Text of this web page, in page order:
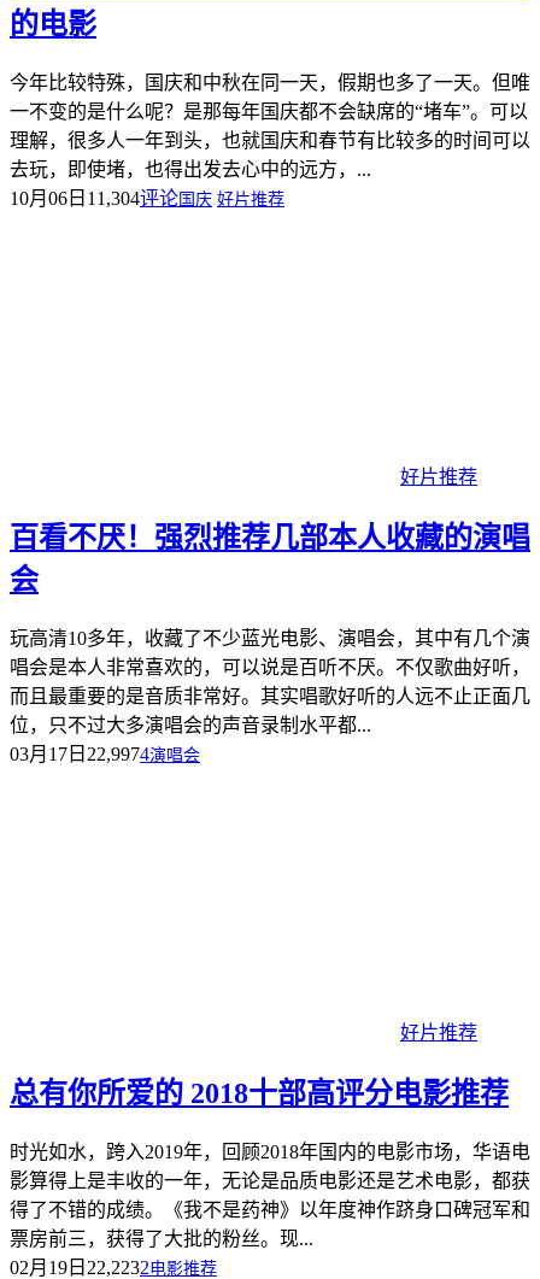
的电影
今年比较特殊，国庆和中秋在同一天，假期也多了一天。但唯
一不变的是什么呢？是那每年国庆都不会缺席的“堵车”。可以
理解，很多人一年到头，也就国庆和春节有比较多的时间可以
去玩，即使堵，也得出发去心中的远方，...
10月06日 11,304评论 国庆 好片推荐
好片推荐
百看不厌！强烈推荐几部本人收藏的演唱
会
玩高清10多年，收藏了不少蓝光电影、演唱会，其中有几个演
唱会是本人非常喜欢的，可以说是百听不厌。不仅歌曲好听，
而且最重要的是音质非常好。其实唱歌好听的人远不止正面几
位，只不过大多演唱会的声音录制水平都...
03月17日 22,9974演唱会
好片推荐
总有你所爱的 2018十部高评分电影推荐
时光如水，跨入2019年，回顾2018年国内的电影市场，华语电
影算得上是丰收的一年，无论是品质电影还是艺术电影，都获
得了不错的成绩。《我不是药神》以年度神作跻身口碑冠军和
票房前三，获得了大批的粉丝。现...
02月19日 22,2232电影推荐